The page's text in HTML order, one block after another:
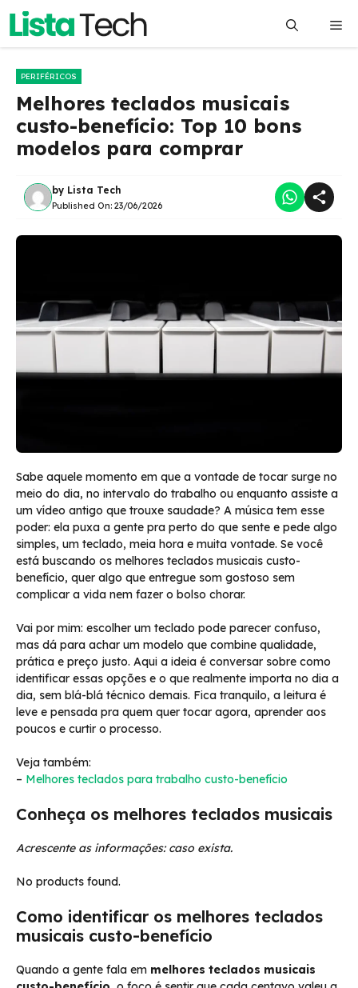
Pular
o
PERIFÉRICOS
Melhores teclados musicais
custo-benefício: Top 10 bons
modelos para comprar
by Lista Tech
Published On: 23/06/2026
Sabe aquele momento em que a vontade de tocar surge no
meio do dia, no intervalo do trabalho ou enquanto assiste a
um vídeo antigo que trouxe saudade? A música tem esse
poder: ela puxa a gente pra perto do que sente e pede algo
simples, um teclado, meia hora e muita vontade. Se você
está buscando os melhores teclados musicais custo-
benefício, quer algo que entregue som gostoso sem
complicar a vida nem fazer o bolso chorar.
Vai por mim: escolher um teclado pode parecer confuso,
mas dá para achar um modelo que combine qualidade,
prática e preço justo. Aqui a ideia é conversar sobre como
identificar essas opções e o que realmente importa no dia a
dia, sem blá-blá técnico demais. Fica tranquilo, a leitura é
leve e pensada pra quem quer tocar agora, aprender aos
poucos e curtir o processo.
Veja também:
– Melhores teclados para trabalho custo-benefício
Conheça os melhores teclados musicais
Acrescente as informações: caso exista.
No products found.
Como identificar os melhores teclados
musicais custo-benefício
Quando a gente fala em melhores teclados musicais